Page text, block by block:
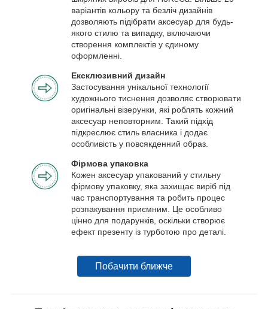
варіантів кольору та безліч дизайнів
дозволяють підібрати аксесуар для будь-
якого стилю та випадку, включаючи
створення комплектів у єдиному
оформленні.
Ексклюзивний дизайн
Застосування унікальної технології
художнього тиснення дозволяє створювати
оригінальні візерунки, які роблять кожний
аксесуар неповторним. Такий підхід
підкреслює стиль власника і додає
особливість у повсякденний образ.
Фірмова упаковка
Кожен аксесуар упакований у стильну
фірмову упаковку, яка захищає виріб під
час транспортування та робить процес
розпакування приємним. Це особливо
цінно для подарунків, оскільки створює
ефект презенту із турботою про деталі.
Побачити ближче